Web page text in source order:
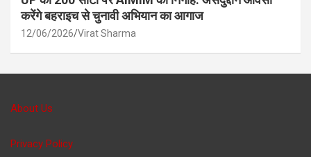
करेंगे बहराइच से चुनावी अभियान का आगाज
12/06/2026 Virat Sharma
About Us
Privacy Policy